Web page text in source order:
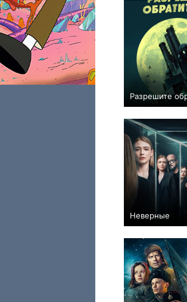
Разрешите
+60 15
Неверные
+17 8